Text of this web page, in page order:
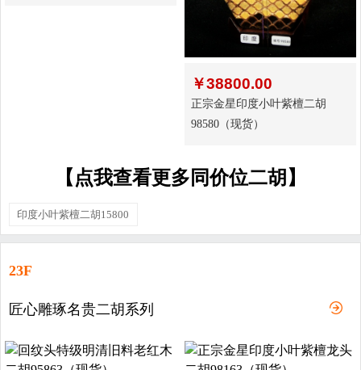
￥38800.00
正宗金星印度小叶紫檀二胡
98580（现货）
【点我查看更多同价位二胡】
印度小叶紫檀二胡15800
23F
匠心雕琢名贵二胡系列